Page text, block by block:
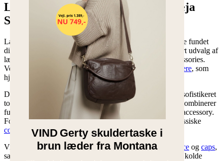
Lædertasker og accessories hos Freja
Skind
Lædertasker og accessories hos Freja Skind Har du måske fundet
din drømmetaske? Hos Freja Skind har vi ikke kun et stort udvalg af
lædertasker, men også en bred vifte af andre skønne accessories.
Vores sortiment inkluderer stilfulde og praktiske
kortholdere, som
hjælper dig med at holde styr på dine kort med elegance.
Derudover tilbyder vi smukke
læderjakker , der tilføjer et sofistikeret
touch til enhver garderobe. Vores udvalg af
kombinerer
funktionalitet med stil, hvilket gør dem til en uundværlig accessory.
For dem, der søger et unikt og robust look, har vi den klassiske
cowboyhat.
Vi tilbyder også stilfulde hovedbeklædninger som
sixpence og caps,
samt varme og komfortable
til de kolde
VIND Gerty skuldertaske i
brun læder fra Montana